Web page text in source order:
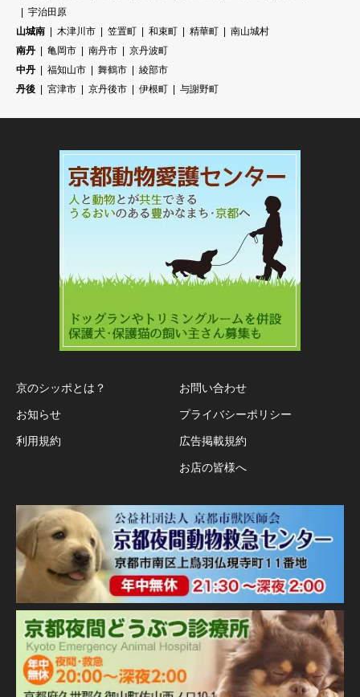
宇治田原
山城南
木津川市 笠置町 和束町 精華町
南山城村
南丹
亀岡市 南丹市
京丹波町
中丹
福知山市 舞鶴市
綾部市
丹後
宮津市 京丹後市 伊根町 与謝野町
京のシッポとは？
お知らせ
利用規約
お問い合わせ
プライバシーポリシー
広告掲載規約
お店の皆様へ